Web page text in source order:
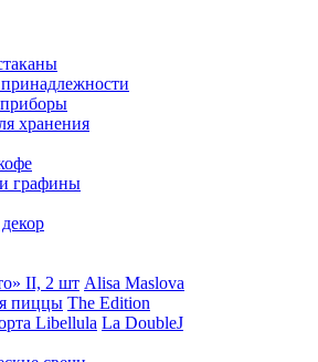
хранения
графины
II, 2 шт Alisa Maslova
пиццы The Edition
Libellula La DoubleJ